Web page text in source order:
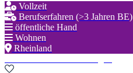
Vollzeit
Berufserfahren (>3 Jahren BE)
öffentliche Hand
Wohnen
Rheinland